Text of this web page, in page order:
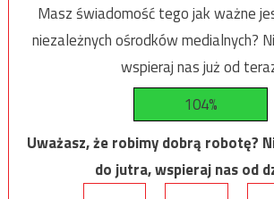
Masz świadomość tego jak ważne
niezależnych ośrodków medialnych?
wspieraj nas już od
104%
Uważasz, że robimy dobrą robotę?
do jutra, wspieraj nas od